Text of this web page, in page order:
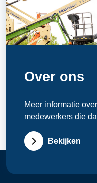
Over ons
Meer informatie
medewerkers die
Bekijken